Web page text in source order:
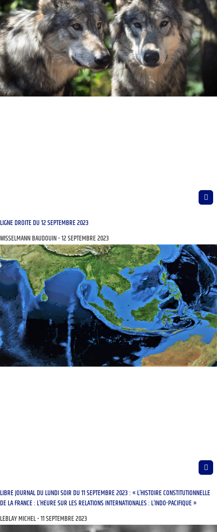
LIGNE DROITE DU 12 SEPTEMBRE 2023
WISSELMANN BAUDOUIN 12 SEPTEMBRE 2023
LIBRE JOURNAL DU LUNDI SOIR DU 11 SEPTEMBRE 2023 : « L’HISTOIRE CONSTITUTIONNELLE
DE LA FRANCE : L’HEURE SUR LES RELATIONS INTERNATIONALES : L’INDO-PACIFIQUE »
LEBLAY MICHEL 11 SEPTEMBRE 2023